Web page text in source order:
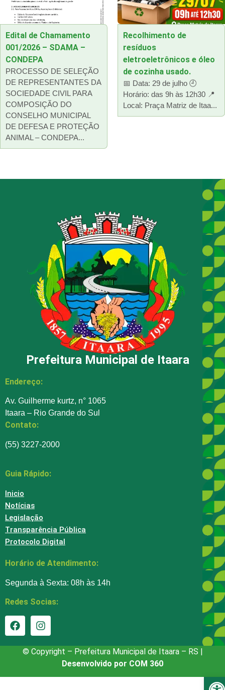
Edital de Chamamento
001/2026 – SDAMA –
CONDEPA
PROCESSO DE SELEÇÃO
DE REPRESENTANTES DA
SOCIEDADE CIVIL PARA
COMPOSIÇÃO DO
CONSELHO MUNICIPAL
DE DEFESA E PROTEÇÃO
ANIMAL – CONDEPA...
Recolhimento de
resíduos
eletroeletrônicos e óleo
de cozinha usado.
📅 Data: 29 de julho 🕘
Horário: das 9h às 12h30 📍
Local: Praça Matriz de Itaa...
Prefeitura Municipal de Itaara
Endereço:
Av. Guilherme kurtz, n° 1065
Itaara – Rio Grande do Sul
Contato:
(55) 3227-2000
Guia Rápido:
Inicio
Notícias
Legislação
Transparência Pública
Protocolo Digital
Horário de Atendimento:
Segunda à Sexta: 08h às 14h
Redes Socias:
© Copyright – Prefeitura Municipal de Itaara – RS |
Desenvolvido por COM 360